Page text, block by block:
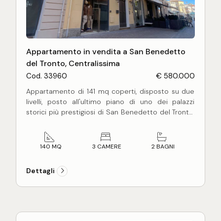
Appartamento in vendita a San Benedetto
del Tronto, Centralissima
Cod. 33960 € 580.000
Appartamento di 141 mq coperti, disposto su due
livelli, posto all'ultimo piano di uno dei palazzi
storici più prestigiosi di San Benedetto del Tronto,
L'ingresso si apre al secondo piano di circa 100 mq,
con un ampio disimpegno che accompagna in un
interna arriva a circa 8 metri, un volume
importante, raro, che dà carattere e personalità
all'intera casa.
140 MQ 3 CAMERE 2 BAGNI
Dettagli